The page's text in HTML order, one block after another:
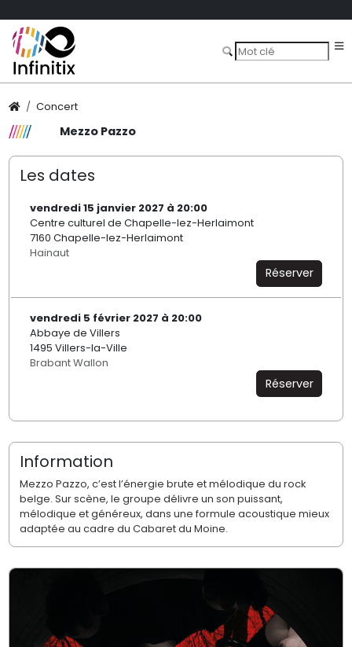
Concert
Mezzo Pazzo
Les dates
vendredi 15 janvier 2027 à 20:00
Centre culturel de Chapelle-lez-Herlaimont
7160 Chapelle-lez-Herlaimont
Hainaut
Réserver
vendredi 5 février 2027 à 20:00
Abbaye de Villers
1495 Villers-la-Ville
Brabant Wallon
Réserver
Information
Mezzo Pazzo, c’est l’énergie brute et mélodique du rock
belge. Sur scène, le groupe délivre un son puissant,
mélodique et généreux, dans une formule acoustique mieux
adaptée au cadre du Cabaret du Moine.